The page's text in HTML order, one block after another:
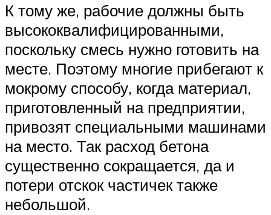
К тому же, рабочие должны быть
высококвалифицированными,
поскольку смесь нужно готовить на
месте. Поэтому многие прибегают к
мокрому способу, когда материал,
приготовленный на предприятии,
привозят специальными машинами
на место. Так расход бетона
существенно сокращается, да и
потери отскок частичек также
небольшой.